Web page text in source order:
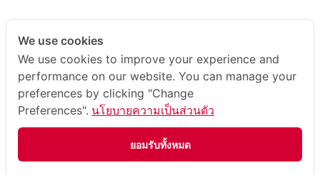
5 ,7 ,9 ซ.โพธิ์แก้ว 3 แยก 9
แขวงคลองจั่น เขตบางกะปิ
กรุงเทพฯ 10240
02 948 4450-2
sale@sunnyemergencylight.com
We use cookies
We use cookies to improve your experience and
performance on our website. You can manage your
preferences by clicking "Change
Preferences". นโยบายความเป็นส่วนตัว
ยอมรับทั้งหมด